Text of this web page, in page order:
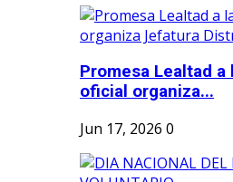
Promesa Lealtad a
oficial organiza...
Jun 17, 2026 0